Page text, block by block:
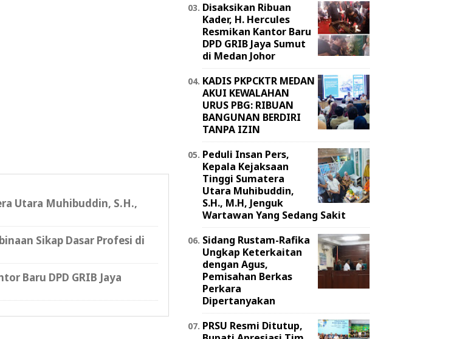
Utara Muhibuddin, S.H.,
Sikap Dasar Profesi di
Baru DPD GRIB Jaya
Disaksikan Ribuan
Kader, H. Hercules
Resmikan Kantor Baru
DPD GRIB Jaya Sumut
di Medan Johor
KADIS PKPCKTR MEDAN
AKUI KEWALAHAN
URUS PBG: RIBUAN
BANGUNAN BERDIRI
TANPA IZIN
Peduli Insan Pers,
Kepala Kejaksaan
Tinggi Sumatera
Utara Muhibuddin,
S.H., M.H, Jenguk
Wartawan Yang Sedang Sakit
Sidang Rustam-Rafika
Ungkap Keterkaitan
dengan Agus,
Pemisahan Berkas
Perkara
Dipertanyakan
PRSU Resmi Ditutup,